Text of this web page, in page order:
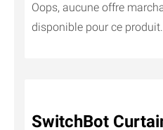
Oops, aucune offre
disponible pour ce
SwitchBot